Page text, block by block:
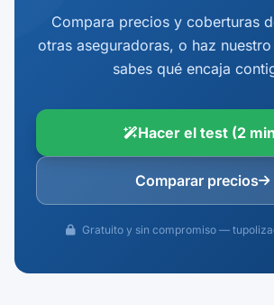
Compara precios y coberturas
otras aseguradoras, o haz
sabes qué encaja
Hacer el test (2
Comparar precios
Gratuito y sin compromiso —